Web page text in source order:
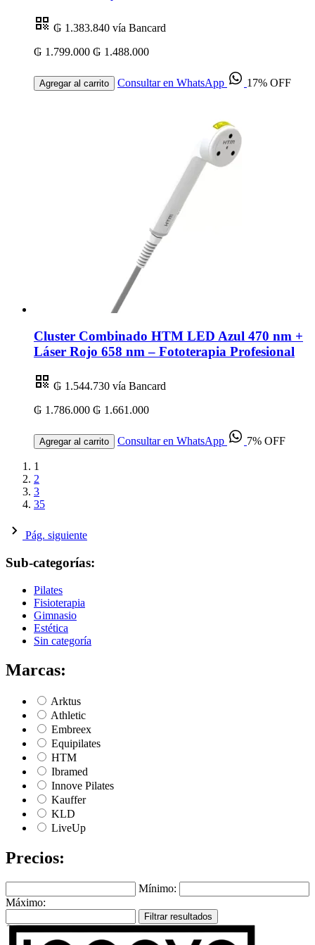
₲ 1.383.840 vía Bancard
₲ 1.799.000 ₲ 1.488.000
Agregar al carrito Consultar en WhatsApp 17% OFF
Cluster Combinado HTM LED Azul 470 nm +
Láser Rojo 658 nm – Fototerapia Profesional
₲ 1.544.730 vía Bancard
₲ 1.786.000 ₲ 1.661.000
Agregar al carrito Consultar en WhatsApp 7% OFF
1
2
3
35
Pág. siguiente
Sub-categorías:
Pilates
Fisioterapia
Gimnasio
Estética
Sin categoría
Marcas:
Arktus
Athletic
Embreex
Equipilates
HTM
Ibramed
Innove Pilates
Kauffer
KLD
LiveUp
Precios:
Mínimo:
Máximo:
Filtrar resultados